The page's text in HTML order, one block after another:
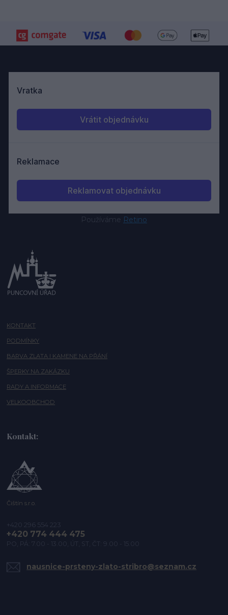
Používáme Retino
KONTAKT
PODMÍNKY
BARVA ZLATA I KAMENE NA PŘÁNÍ
ŠPERKY NA ZAKÁZKU
RADY A INFORMACE
VELKOOBCHOD
Kontakt:
Čištín s.r.o.
+420 296 554 223
+420 774 444 475
PO, PÁ: 7.00 - 13.00, ÚT, ST, ČT: 9.00 - 15.00
nausnice-prsteny-zlato-stribro@seznam.cz